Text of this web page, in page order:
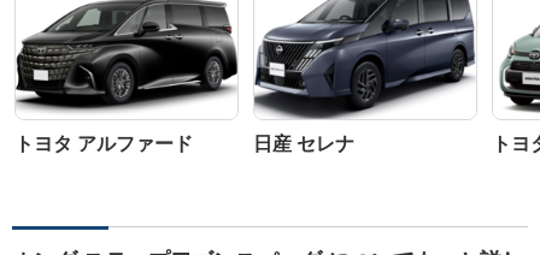
トヨタ アルファード 日産 セレナ ト